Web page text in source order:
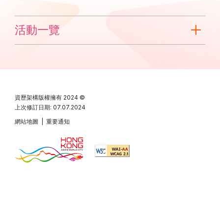
活動一覽
資歷架構版權擁有 2024 ©
上次修訂日期: 07.07.2024
網站地圖
重要通知